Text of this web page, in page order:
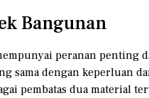
Bangunan
peranan
sama dengan keperluan
pembatas dua material